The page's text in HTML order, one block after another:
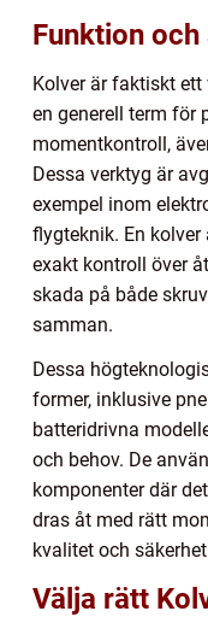
Funktion
Kolver är faktiskt
en generell term för
momentkontroll,
Dessa verktyg är
exempel inom
flygteknik. En
exakt kontroll över
skada på både
samman.
Dessa
former, inklusive
batteridrivna
och behov. De
komponenter där
dras åt med rätt
kvalitet och
Välja rätt